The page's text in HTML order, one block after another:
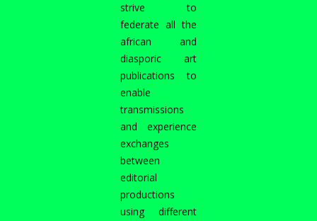
strive to
federate all the
african and
diasporic art
publications to
enable
transmissions
and experience
exchanges
between
editorial
productions
using different